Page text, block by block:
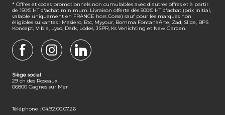
* Offres et codes promotionnels non cumulables avec d'autres offres et à partir
de 150€ HT d'achat minimum. Livraison offerte dès 500€ HT d'achat (prix initial,
valable uniquement en FRANCE hors Corse) sauf pour les marques non
éligibles suivantes : Masiero, Btc, Myyour, Bomma FontanaArte, Zad, Slide, BPS
Koncept, Vibia, Lyxo, Dark, Lodes, JSPR, Ks Verlichting et New Garden.
Siège social
29 ch des Roseaux
06800 Cagnes sur Mer
Téléphone : 04.92.00.07.26